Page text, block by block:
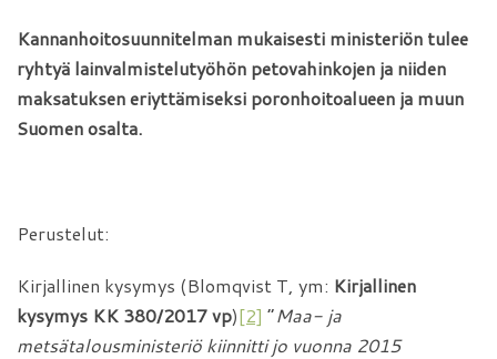
Kannanhoitosuunnitelman mukaisesti ministeriön tulee
ryhtyä lainvalmistelutyöhön petovahinkojen ja niiden
maksatuksen eriyttämiseksi poronhoitoalueen ja muun
Suomen osalta.
Perustelut:
Kirjallinen kysymys (Blomqvist T, ym: Kirjallinen
kysymys KK 380/2017 vp)[2] ”Maa- ja
metsätalousministeriö kiinnitti jo vuonna 2015